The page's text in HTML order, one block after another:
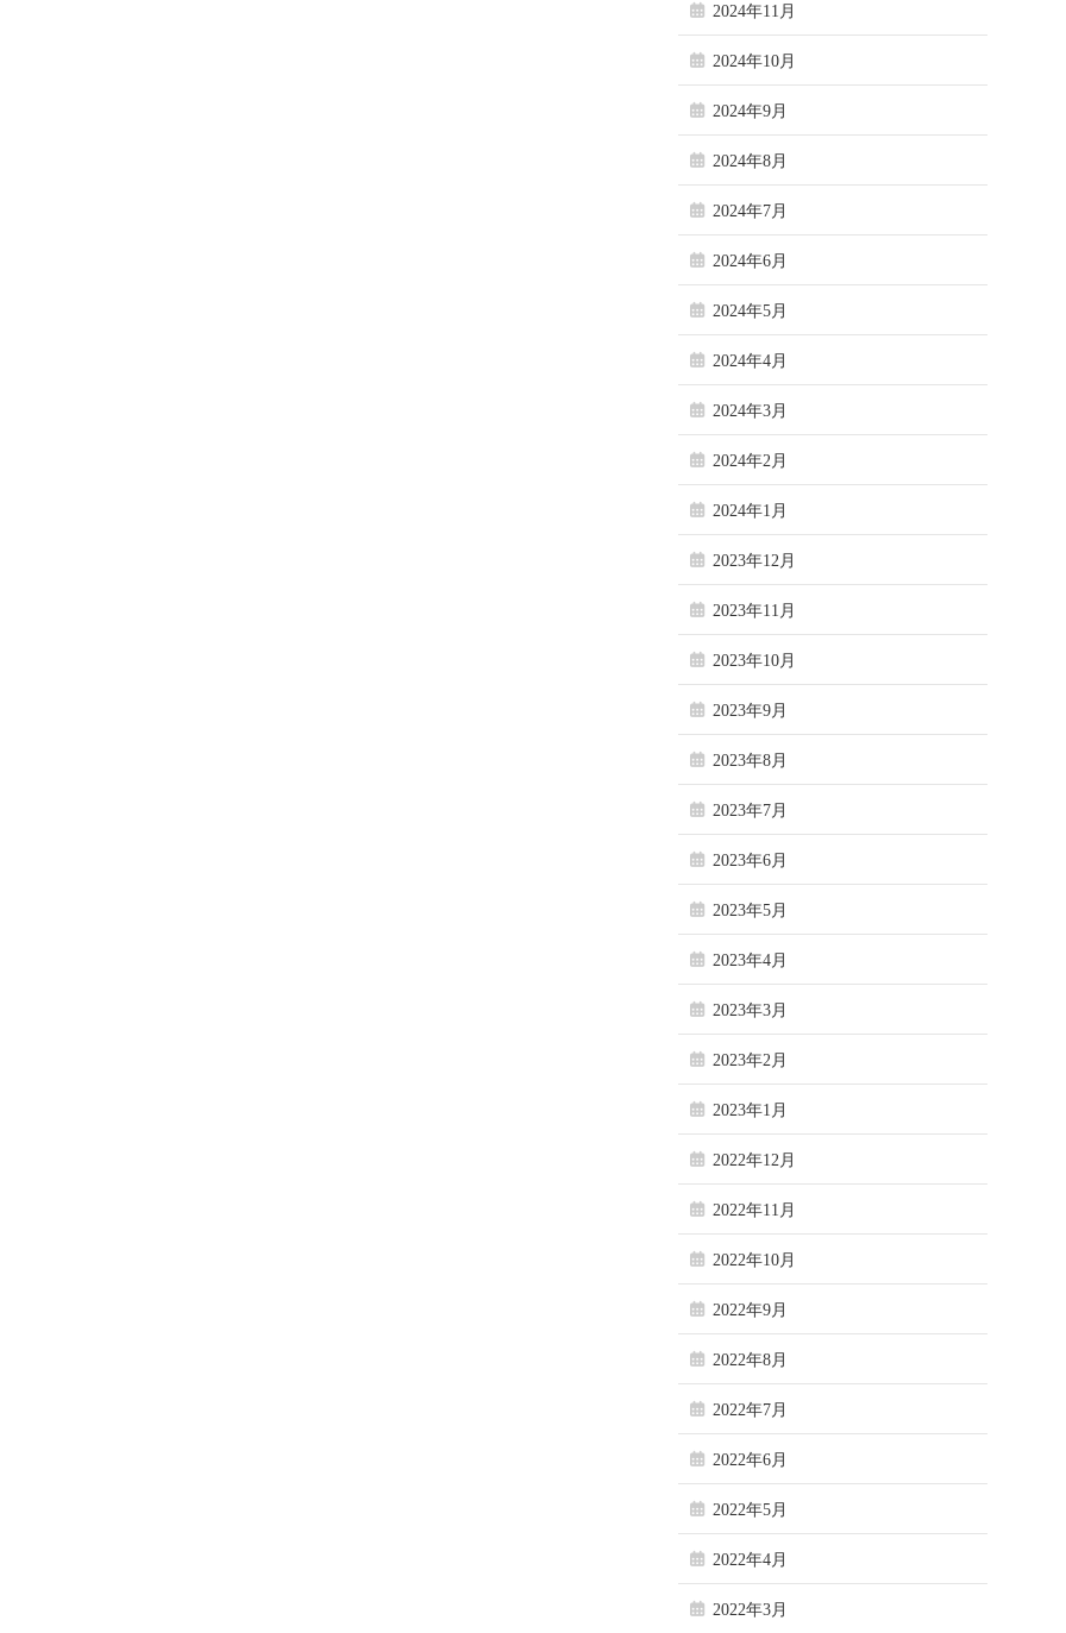
2024年11月
2024年10月
2024年9月
2024年8月
2024年7月
2024年6月
2024年5月
2024年4月
2024年3月
2024年2月
2024年1月
2023年12月
2023年11月
2023年10月
2023年9月
2023年8月
2023年7月
2023年6月
2023年5月
2023年4月
2023年3月
2023年2月
2023年1月
2022年12月
2022年11月
2022年10月
2022年9月
2022年8月
2022年7月
2022年6月
2022年5月
2022年4月
2022年3月